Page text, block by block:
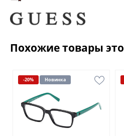
Похожие товары
-20% Новинка